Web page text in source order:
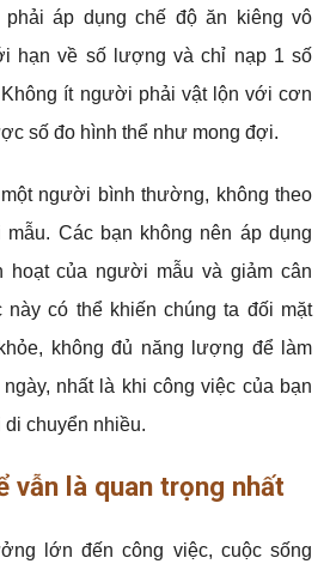
áp dụng chế độ ăn kiêng vô
hạn về số lượng và chỉ nạp 1 số
ít người phải vật lộn với cơn
số đo hình thể như mong đợi.
người bình thường, không theo
Các bạn không nên áp dụng
hoạt của người mẫu và giảm cân
có thể khiến chúng ta đối mặt
không đủ năng lượng để làm
nhất là khi công việc của bạn
chuyển nhiều.
vẫn là quan trọng nhất
lớn đến công việc, cuộc sống